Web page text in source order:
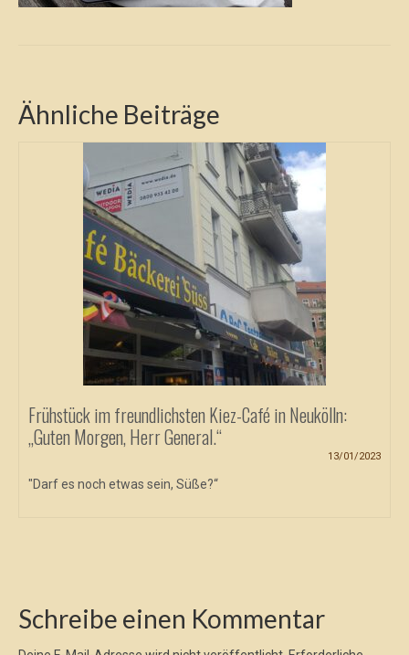
Ähnliche Beiträge
Frühstück im freundlichsten Kiez-Café in Neukölln:
„Guten Morgen, Herr General.“
13/01/2023
"Darf es noch etwas sein, Süße?“
Schreibe einen Kommentar